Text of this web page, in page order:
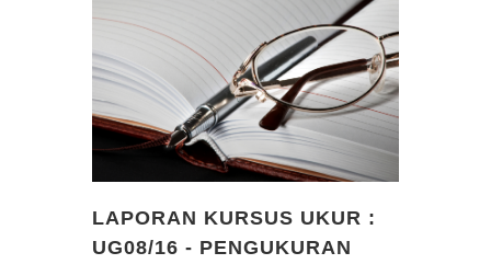
LAPORAN KURSUS UKUR :
UG08/16 - PENGUKURAN